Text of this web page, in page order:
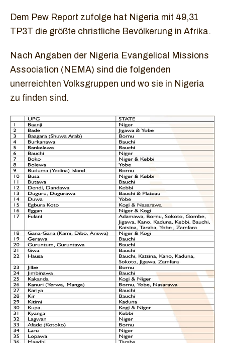
Dem Pew Report zufolge hat Nigeria mit 49,31
TP3T die größte christliche Bevölkerung in Afrika.
Nach Angaben der Nigeria Evangelical Missions
Association (NEMA) sind die folgenden
unerreichten Volksgruppen und wo sie in Nigeria
zu finden sind.